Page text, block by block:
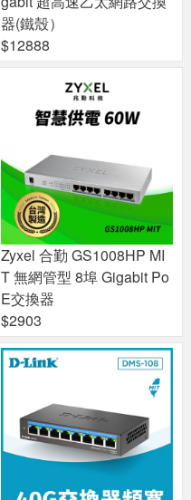
器(鐵殼）
$12888
Zyxel 合勤 GS1008HP MI
T 無網管型 8埠 Gigabit Po
E交換器
$2903